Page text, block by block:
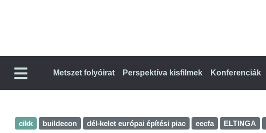
Metszet folyóirat Perspektíva kisfilmek Konferenciák
cikk buildecon dél-kelet európai építési piac eecfa ELTINGA